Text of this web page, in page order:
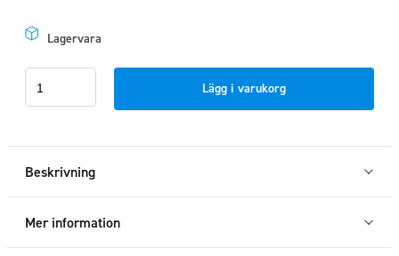
Lagervara
H2
2018+
Lägg i varukorg
Beskrivning
Mer information